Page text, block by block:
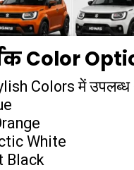
Color
Colors में उपलब्ध
White
Black